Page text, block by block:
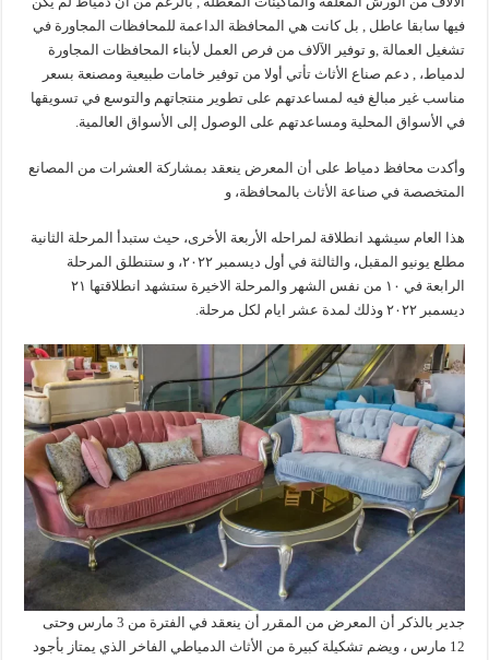
فيها سابقا عاطل , بل كانت هي المحافظة الداعمة للمحافظات المجاورة في
تشغيل العمالة ,و توفير الآلاف من فرص العمل لأبناء المحافظات المجاورة
لدمياط، , دعم صناع الأثاث تأتي أولا من توفير خامات طبيعية ومصنعة بسعر
مناسب غير مبالغ فيه لمساعدتهم على تطوير منتجاتهم والتوسع في تسويقها
في الأسواق المحلية ومساعدتهم على الوصول إلى الأسواق العالمية.
وأكدت محافظ دمياط على أن المعرض ينعقد بمشاركة العشرات من المصانع
المتخصصة في صناعة الأثاث بالمحافظة، و
هذا العام سيشهد انطلاقة لمراحله الأربعة الأخرى، حيث ستبدأ المرحلة الثانية
مطلع يونيو المقبل، والثالثة في أول ديسمبر ٢٠٢٢، و ستنطلق المرحلة
الرابعة في ١٠ من نفس الشهر والمرحلة الاخيرة ستشهد انطلاقتها ٢١
ديسمبر ٢٠٢٢ وذلك لمدة عشر ايام لكل مرحلة.
جدير بالذكر أن المعرض من المقرر أن ينعقد في الفترة من 3 مارس وحتى
12 مارس ، ويضم تشكيلة كبيرة من الأثاث الدمياطي الفاخر الذي يمتاز بأجود